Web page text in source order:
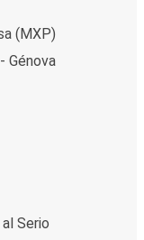
(MXP)
Génova
Serio